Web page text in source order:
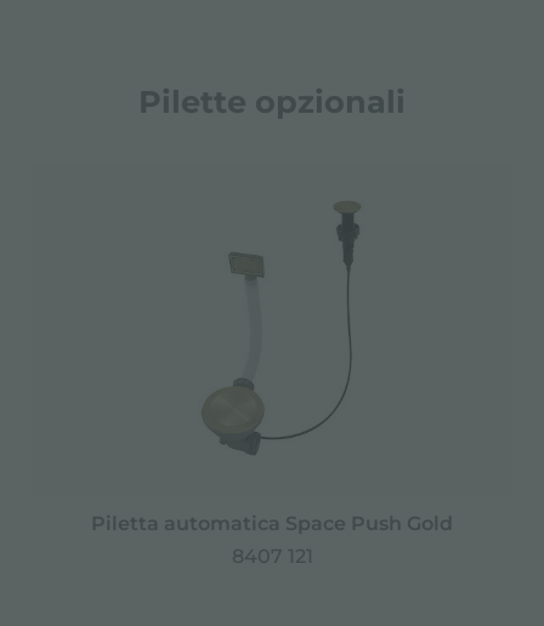
Pilette opzionali
Piletta automatica Space Push Gold
8407 121